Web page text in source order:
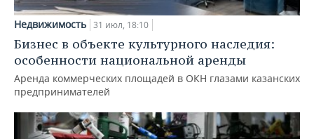
Недвижимость 31 июл, 18:10
Бизнес в объекте культурного наследия:
особенности национальной аренды
Аренда коммерческих площадей в ОКН глазами казанских
предпринимателей